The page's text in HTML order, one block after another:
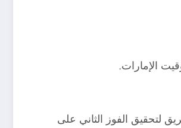
لتحقيق الفوز الثاني على